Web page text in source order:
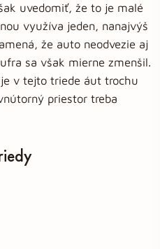
uvedomiť, že to je malé
využíva jeden, nanajvýš
že auto neodvezie aj
sa však mierne zmenšil.
v tejto triede áut trochu
priestor treba